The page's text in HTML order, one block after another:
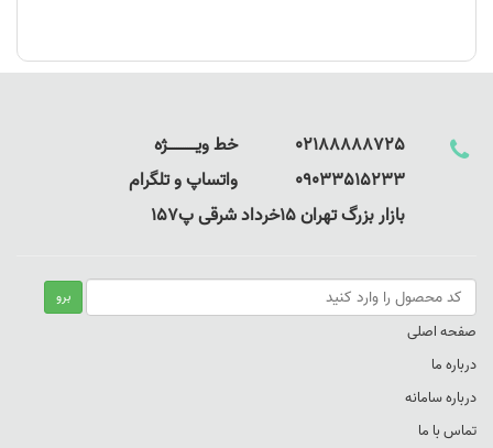
02188888725 خط ویـــــــــــــژه
09033515233 واتساپ و تلگرام
بازار بزرگ تهران 15خرداد شرقی پ157
صفحه اصلی
درباره ما
درباره سامانه
تماس با ما